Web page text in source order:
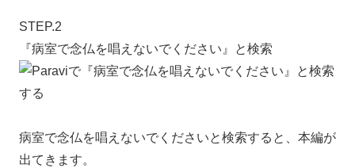
STEP.2
『病室で念仏を唱えないでください』と検索
病室で念仏を唱えないでくださいと検索すると、本編が
出てきます。